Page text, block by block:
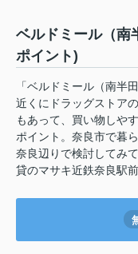
ベルドミール（南
ポイント)
「ベルドミール（南半
近くにドラッグストア
もあって、買い物しや
ポイント。奈良市で暮
奈良辺りで検討してみ
貸のマサキ近鉄奈良駅